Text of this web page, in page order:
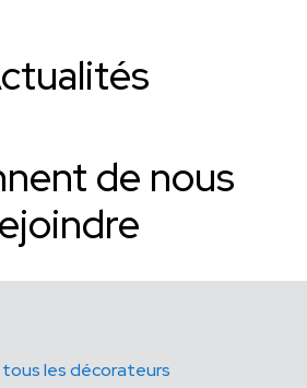
de nous
tous les décorateurs